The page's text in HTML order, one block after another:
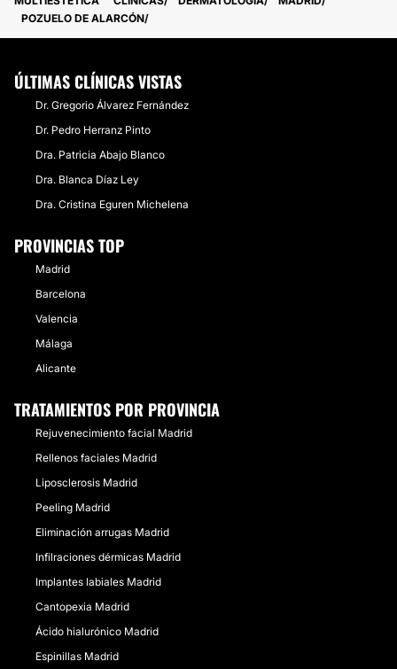
POZUELO DE ALARCÓN
ÚLTIMAS CLÍNICAS VISTAS
Dr. Gregorio Álvarez Fernández
Dr. Pedro Herranz Pinto
Dra. Patricia Abajo Blanco
Dra. Blanca Díaz Ley
Dra. Cristina Eguren Michelena
PROVINCIAS TOP
Madrid
Barcelona
Valencia
Málaga
Alicante
TRATAMIENTOS POR PROVINCIA
Rejuvenecimiento facial Madrid
Rellenos faciales Madrid
Liposclerosis Madrid
Peeling Madrid
Eliminación arrugas Madrid
Infilraciones dérmicas Madrid
Implantes labiales Madrid
Cantopexia Madrid
Ácido hialurónico Madrid
Espinillas Madrid